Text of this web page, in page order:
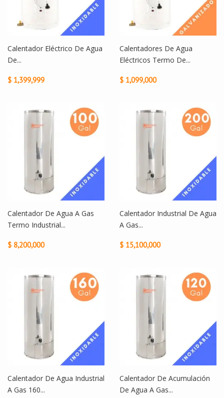
Calentador Eléctrico De Agua
De...
$ 1,399,999
Calentadores De Agua
Eléctricos Termo De...
$ 1,099,000
Calentador De Agua A Gas
Termo Industrial...
$ 8,200,000
Calentador Industrial De Agua
A Gas...
$ 15,100,000
Calentador De Agua Industrial
A Gas 160...
Calentador De Acumulación
De Agua A Gas...